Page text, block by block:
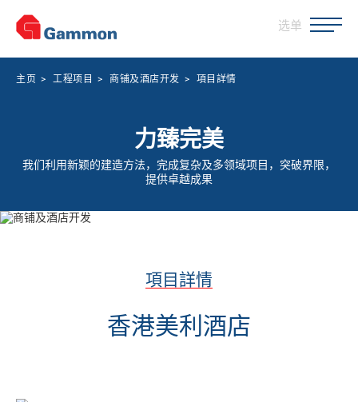
选单
主页 > 工程项目 > 商铺及酒店开发 > 項目詳情
力臻完美
我们利用新颖的建造方法，完成复杂及多领域项目，突破界限，
提供卓越成果
項目詳情
香港美利酒店